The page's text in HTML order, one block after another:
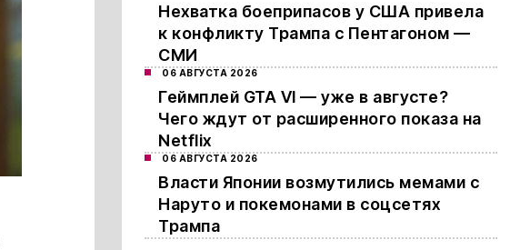
Нехватка боеприпасов у США привела
к конфликту Трампа с Пентагоном —
СМИ
06 АВГУСТА 2026
Геймплей GTA VI — уже в августе?
Чего ждут от расширенного показа на
Netflix
06 АВГУСТА 2026
Власти Японии возмутились мемами с
Наруто и покемонами в соцсетях
Трампа